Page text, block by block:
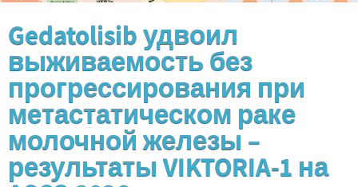
Gedatolisib удвоил
выживаемость без
прогрессирования при
метастатическом раке
молочной железы –
результаты VIKTORIA-1 на